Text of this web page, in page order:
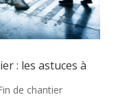
: les astuces à
de chantier